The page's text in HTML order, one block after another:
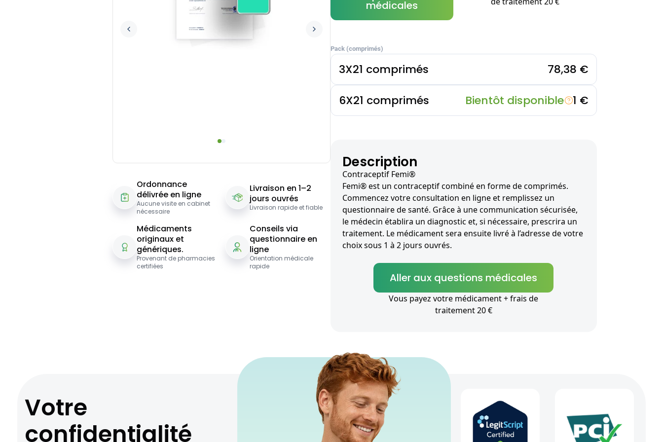
Ordonnance
délivrée en ligne
Aucune visite en cabinet
nécessaire
Livraison en 1–2
jours ouvrés
Livraison rapide et fiable
Médicaments
originaux et
génériques.
Provenant de pharmacies
certifiées
Conseils via
questionnaire en
ligne
Orientation médicale
rapide
médicales
Pack (comprimés)
3X21 comprimés 78,38 €
6X21 comprimés Bientôt disponible 1 €
Description
Contraceptif Femi®
Femi® est un contraceptif combiné en forme de comprimés.
Commencez votre consultation en ligne et remplissez un
questionnaire de santé. Grâce à une communication sécurisée,
le médecin établira un diagnostic et, si nécessaire, prescrira un
traitement. Le médicament sera ensuite livré à l’adresse de votre
choix sous 1 à 2 jours ouvrés.
Aller aux questions médicales
Vous payez votre médicament + frais de
traitement 20 €
Votre
confidentialité